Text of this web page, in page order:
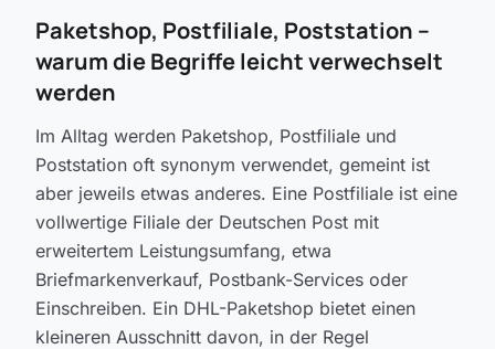
Paketshop, Postfiliale, Poststation --
warum die Begriffe leicht verwechselt
werden
Im Alltag werden Paketshop, Postfiliale und
Poststation oft synonym verwendet, gemeint ist
aber jeweils etwas anderes. Eine Postfiliale ist eine
vollwertige Filiale der Deutschen Post mit
erweitertem Leistungsumfang, etwa
Briefmarkenverkauf, Postbank-Services oder
Einschreiben. Ein DHL-Paketshop bietet einen
kleineren Ausschnitt davon, in der Regel